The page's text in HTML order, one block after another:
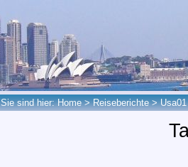
Sie sind hier:Home>Reiseberichte>Usa01